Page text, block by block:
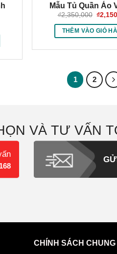
₫2,050,000.
Mẫu Tủ Quần Áo
₫2,350,000 Giá
là:
₫
THÊM VÀO GIỎ
1 2
VÀ TƯ VẤN
CHÍNH SÁCH CHUNG